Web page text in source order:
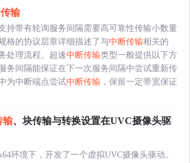
输
持带有轮询服务间隔需要高可靠性传输小数量
格的协议层章详细描述了与中断传输相关的
处理流程。超速中断传输类型一般提供以下方
务间隔能保证在下一次服务间隔中尝试重新传
为中断端点尝试中断传输 ，保留一定带宽保证
输、块传输与转换设置在UVC摄像头驱
环境下，开发了一个虚拟UVC摄像头驱动。